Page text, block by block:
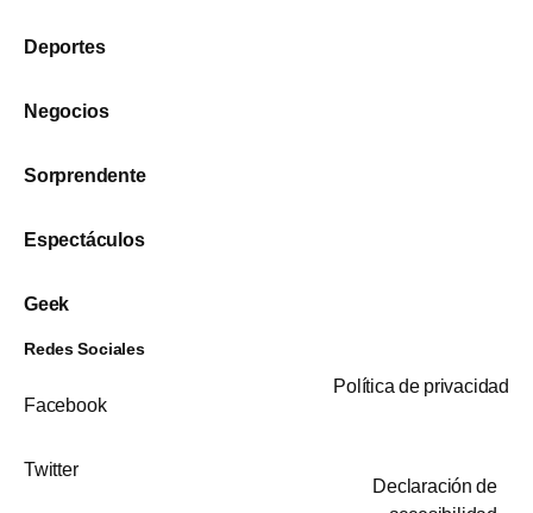
Deportes
Negocios
Sorprendente
Espectáculos
Geek
Redes Sociales
Facebook
Twitter
Política de privacidad
Declaración de